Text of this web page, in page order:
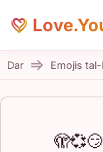
Dar Emojis